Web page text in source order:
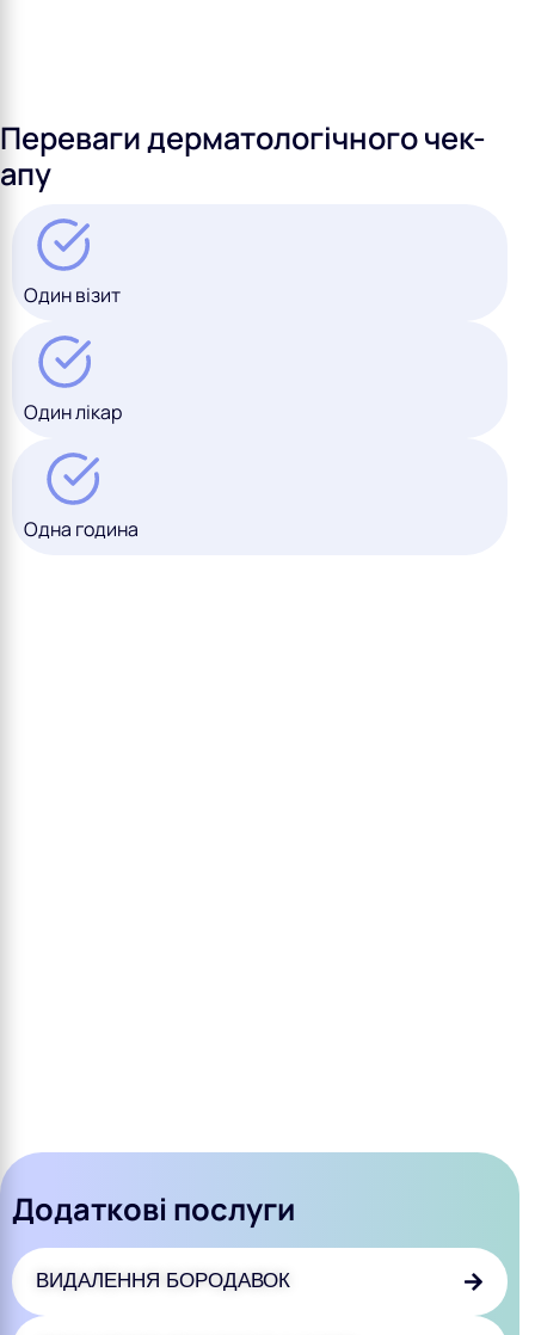
Переваги дерматологічного чек-
апу
Один візит
Один лікар
Одна година
Додаткові послуги
ВИДАЛЕННЯ БОРОДАВОК